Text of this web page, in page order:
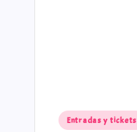
Entradas y tickets